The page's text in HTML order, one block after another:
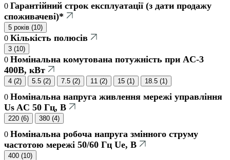
0 Гарантійний строк експлуатації (з дати продажу
споживачеві)*
5 років (10)
0 Кількість полюсів
3 (10)
0 Номінальна комутована потужність при AC-3
400В, кВт
4 (2) 5.5 (2) 7.5 (2) 11 (2) 15 (1) 18.5 (1)
0 Номінальна напруга живлення мережі управління
Us AC 50 Гц, В
220 (6) 380 (4)
0 Номінальна робоча напруга змінного струму
частотою мережі 50/60 Гц Ue, В
400 (10)